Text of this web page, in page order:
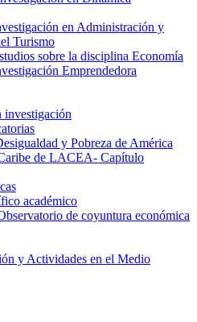
en Administración y
Turismo
sobre la disciplina Economía
Emprendedora
investigación
y Pobreza de América
de LACEA- Capítulo
académico
de coyuntura económica
y Actividades en el Medio